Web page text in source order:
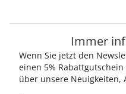
Immer
Wenn Sie jetzt den
einen 5%
über unsere Neuigkeiten,